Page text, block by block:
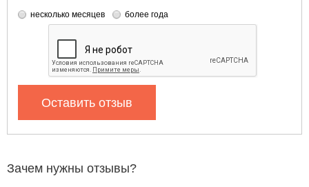
несколько месяцев более года
Оставить отзыв
Зачем нужны отзывы?